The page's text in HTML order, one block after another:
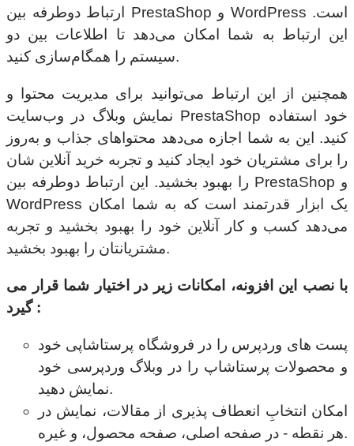
ارتباط دوطرفه بین PrestaShop و WordPress است.
این ارتباط به شما امکان می‌دهد تا اطلاعات بین دو
سیستم را همگام‌سازی کنید.
همچنین از این ارتباط می‌توانید برای مدیریت محتوا و
نمایش وبلاگ در وب‌سایت PrestaShop خود استفاده
کنید. این به شما اجازه می‌دهد محتواهای جذاب و به‌روز
را برای مشتریان خود ایجاد کنید و تجربه خرید آنلاین شان
را بهبود بخشید. این ارتباط دوطرفه بین PrestaShop و
WordPress یک ابزار قدرتمند است که به شما امکان
می‌دهد کسب و کار آنلاین خود را بهبود بخشید و تجربه
مشتریانتان را بهبود بخشید.
با نصب این افزونه، امکانات زیر در اختیار شما قرار می
گیرد :
پست های وردپرس را در فروشگاه پرستاشاپی خود
و محصولات پرستاشاپ را در وبلاگ وردپرسی خود
نمایش دهید.
امکان انتخابِ انعطاف پذیری از مقالات، نمایش در
هر نقطه - در صفحه اصلی، صفحه محصول، و غیره.